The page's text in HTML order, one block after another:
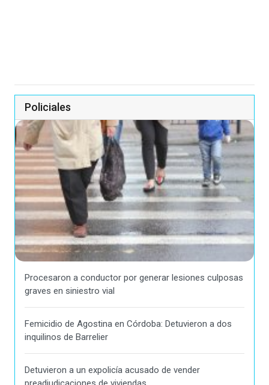
Policiales
Procesaron a conductor por generar lesiones culposas
graves en siniestro vial
Femicidio de Agostina en Córdoba: Detuvieron a dos
inquilinos de Barrelier
Detuvieron a un expolicía acusado de vender